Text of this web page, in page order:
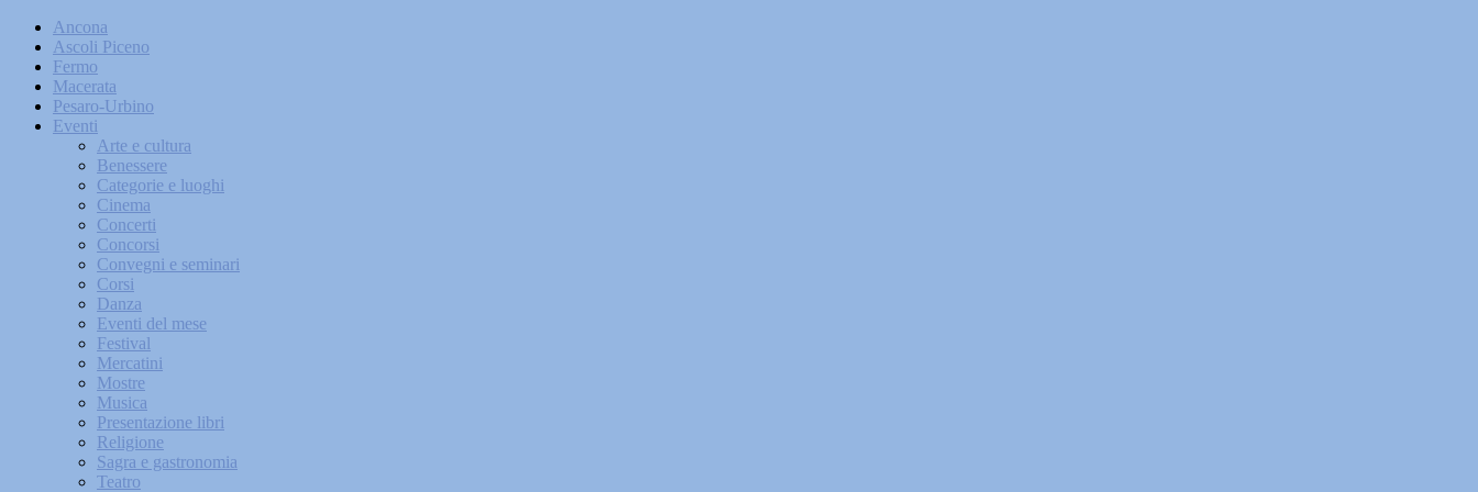
Ancona
Ascoli Piceno
Fermo
Macerata
Pesaro-Urbino
Eventi
Arte e cultura
Benessere
Categorie e luoghi
Cinema
Concerti
Concorsi
Convegni e seminari
Corsi
Danza
Eventi del mese
Festival
Mercatini
Mostre
Musica
Presentazione libri
Religione
Sagra e gastronomia
Teatro